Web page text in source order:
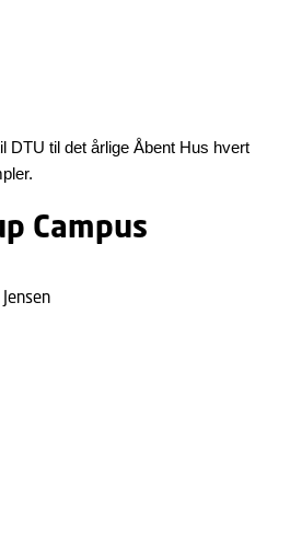
DTU til det årlige Åbent Hus hvert
Campus